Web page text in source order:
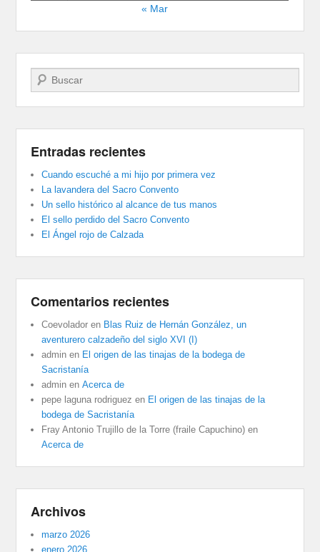
« Mar
Buscar
Entradas recientes
Cuando escuché a mi hijo por primera vez
La lavandera del Sacro Convento
Un sello histórico al alcance de tus manos
El sello perdido del Sacro Convento
El Ángel rojo de Calzada
Comentarios recientes
Coevolador en Blas Ruiz de Hernán González, un
aventurero calzadeño del siglo XVI (I)
admin en El origen de las tinajas de la bodega de
Sacristanía
admin enAcerca de
pepe laguna rodriguez en El origen de las tinajas de la
bodega de Sacristanía
Fray Antonio Trujillo de la Torre (fraile Capuchino) en
Acerca de
Archivos
marzo 2026
enero 2026